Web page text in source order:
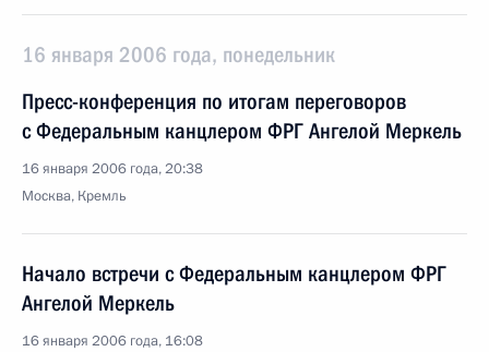
16 января 2006 года, понедельник
Пресс-конференция по итогам переговоров
с Федеральным канцлером ФРГ Ангелой Меркель
16 января 2006 года, 20:38
Москва, Кремль
Начало встречи с Федеральным канцлером ФРГ
Ангелой Меркель
16 января 2006 года, 16:08